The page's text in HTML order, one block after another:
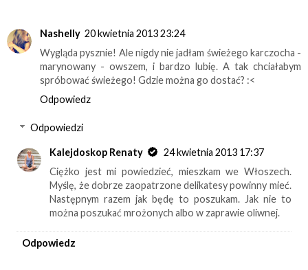
Nashelly 20 kwietnia 2013 23:24
Wygląda pysznie! Ale nigdy nie jadłam świeżego karczocha -
marynowany - owszem, i bardzo lubię. A tak chciałabym
spróbować świeżego! Gdzie można go dostać? :<
Odpowiedz
Odpowiedzi
Kalejdoskop Renaty
24 kwietnia 2013 17:37
Ciężko jest mi powiedzieć, mieszkam we Włoszech.
Myślę, że dobrze zaopatrzone delikatesy powinny mieć.
Następnym razem jak będę to poszukam. Jak nie to
można poszukać mrożonych albo w zaprawie oliwnej.
Odpowiedz